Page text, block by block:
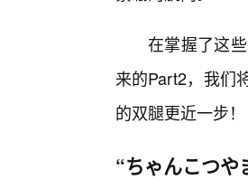
在掌握了这
来的Part2，我们
的双腿更近一步！
“ちゃんこつや